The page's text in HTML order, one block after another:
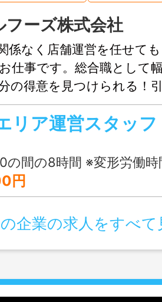
フーズ株式会社
係なく店舗運営を任せて
仕事です。総合職として
の得意を見つけられる！
を描いていきたい方も歓
間の8時間 ※変形労働時間
円
企業の求人をすべて